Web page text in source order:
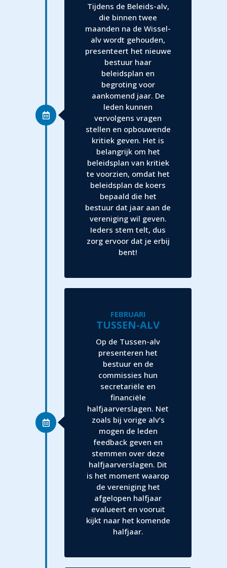
Tijdens de Beleids-alv,
die binnen twee
maanden na de Wissel-
alv wordt gehouden,
presenteert het nieuwe
bestuur haar
beleidsplan en
begroting voor
aankomend jaar. De
leden kunnen
vervolgens vragen
stellen en opbouwende
kritiek geven. Het is
belangrijk om het
beleidsplan van kritiek
te voorzien, omdat het
beleidsplan de koers
bepaald die het
bestuur dat jaar aan de
vereniging wil geven.
Ieders stem telt, dus
zorg ervoor dat je erbij
bent!
FEBRUARI
TUSSEN-ALV
Op de Tussen-alv
presenteren het
bestuur en de
commissies hun
secretariële en
financiële
halfjaarverslagen. Net
zoals bij vorige alv’s
mogen de leden
feedback geven en
stemmen over deze
halfjaarverslagen. Dit
is het moment waarop
de vereniging het
afgelopen halfjaar
evalueert en vooruit
kijkt naar het komende
halfjaar.